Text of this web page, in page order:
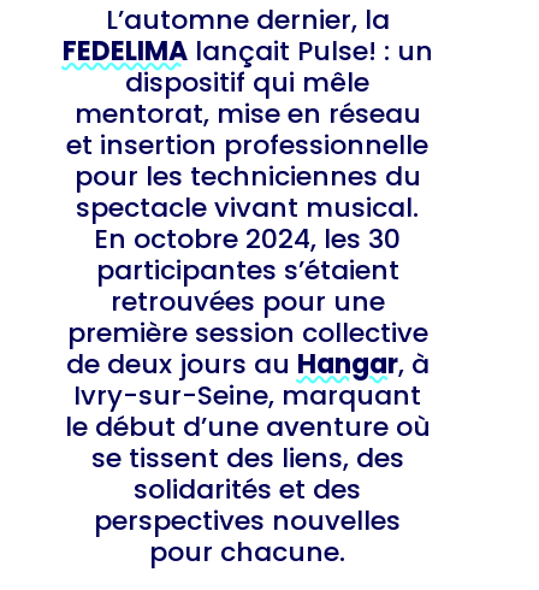
L’automne dernier, la
FEDELIMAlançait Pulse! : un
dispositif qui mêle
mentorat, mise en réseau
et insertion professionnelle
pour les techniciennes du
spectacle vivant musical.
En octobre 2024, les 30
participantes s’étaient
retrouvées pour une
première session collective
de deux jours au Hangar, à
Ivry-sur-Seine, marquant
le début d’une aventure où
se tissent des liens, des
solidarités et des
perspectives nouvelles
pour chacune.